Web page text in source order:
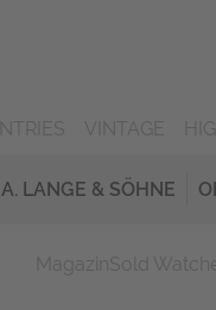
A. LANGE & SÖHNE